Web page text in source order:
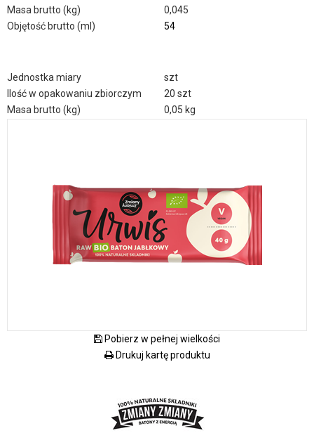
Masa brutto (kg)
0,045
Objętość brutto (ml)
54
Jednostka miary
szt
Ilość w opakowaniu zbiorczym
20 szt
Masa brutto (kg)
0,05 kg
Pobierz w pełnej wielkości
Drukuj kartę produktu